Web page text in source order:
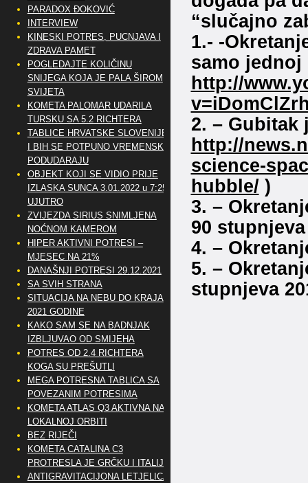
“slučajno
1.- -
samo
http://
2. – Gubitak
http://
science-
hubble/)
3. –
90 stupnjeva
4. –
5. –
stupnjeva
PARADOX ĐOKOVIĆ
INTERVIEW
KINESKI POTRES, PUCNJAVA I
ZDRAVA PAMET
POGLEDAJTE KOLIČINU
SNIJEGA KOJA JE PALA ŠIROM
SVIJETA
KOMETA PALOMAR UDARILA
TURSKU SA 5.2 RICHTERA
TABLICE HRVATSKE SLOVENIJE
I BIH SE POTPUNO VREMENSKI
PODUDARAJU
OBJEKT KOJI SE VIDIO PRIJE
IZLASKA SUNCA 3.01.2022 u 7:25
UJUTRO
ZVIJEZDA SIRIUS SNIMLJENA
NOĆNOM KAMEROM
HIPER AKTIVNI POTRESI –
MJESEC NA 21%
DANAŠNJI POTRESI 29.12.2021
SA SVIH STRANA
SITUACIJA NA NEBU DO KRAJA
2021 GODINE
KAKO SAM SE NA BADNJAK
IZBLJUVAO OD SMIJEHA
POTRES OD 2.4 RICHTERA
KOGA SU PREŠUTLI
MEGA POTRESNA TABLICA SA
POVEZANIM POTRESIMA
KOMETA ATLAS Q3 AKTIVNA NA
LOKALNOJ ORBITI
BEZ RIJEČI
KOMETA CATALINA C3
PROTRESLA JE GRČKU I ITALIJU
ANTIGRAVITACIJONA LETJELICA